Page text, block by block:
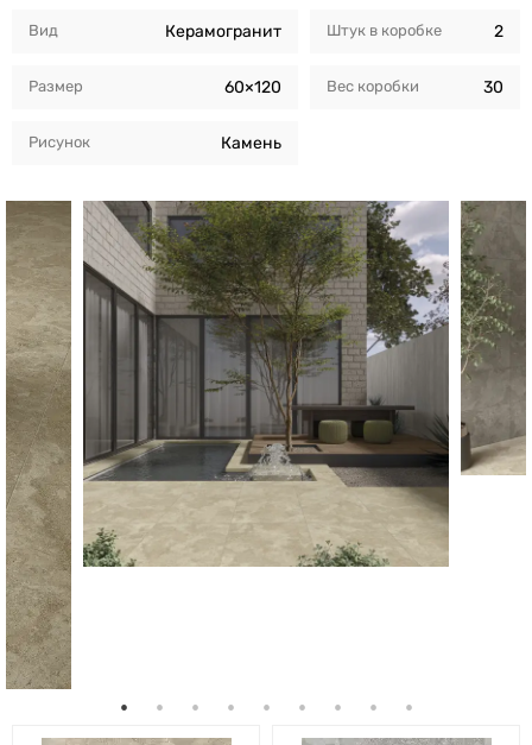
Вид Керамогранит
Размер 60×120
Рисунок Камень
Штук в коробкe 2
Вес коробки 30